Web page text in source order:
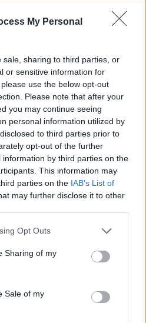
My Personal
sale, sharing to third parties, or
or sensitive information for
use the below opt-out
Please note that after your
you may continue seeing
personal information utilized by
to third parties prior to
opt-out of the further
by third parties on the
This information may
parties on the IAB’s List of
may further disclose it to other
Opt Outs
Sharing of my
Sale of my
Teleskopi më i fuqishëm diellor
zbulon vorbullat që ndikojnë
në motin hapësinor dhe Tokë